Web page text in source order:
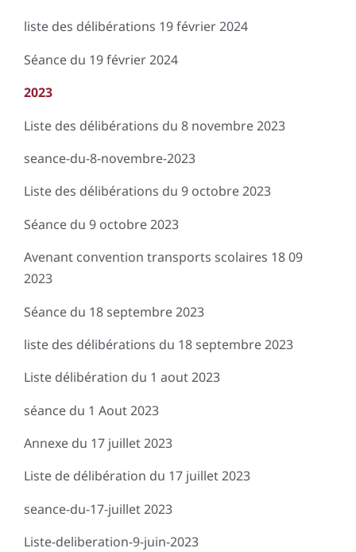
liste des délibérations 19 février 2024
Séance du 19 février 2024
2023
Liste des délibérations du 8 novembre 2023
seance-du-8-novembre-2023
Liste des délibérations du 9 octobre 2023
Séance du 9 octobre 2023
Avenant convention transports scolaires 18 09
2023
Séance du 18 septembre 2023
liste des délibérations du 18 septembre 2023
Liste délibération du 1 aout 2023
séance du 1 Aout 2023
Annexe du 17 juillet 2023
Liste de délibération du 17 juillet 2023
seance-du-17-juillet 2023
Liste-deliberation-9-juin-2023